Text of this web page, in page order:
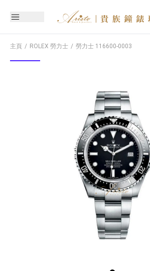
主頁 ROLEX 勞力士 勞力士 116600-0003